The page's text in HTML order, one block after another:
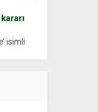
isimli